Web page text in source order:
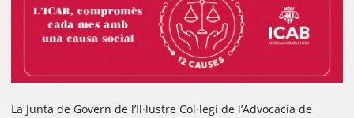
La Junta de Govern de l’Il·lustre Col·legi de l’Advocacia de